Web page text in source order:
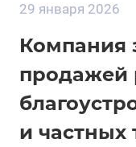
29 января 2026
Компания
продажей
и частных